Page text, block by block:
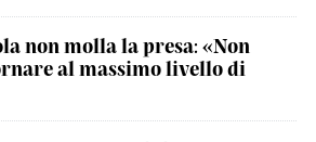
non molla la presa: «Non
al massimo livello di